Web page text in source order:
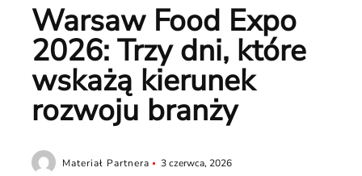
Warsaw Food Expo
2026: Trzy dni, które
wskażą kierunek
rozwoju branży
Materiał Partnera 3 czerwca, 2026